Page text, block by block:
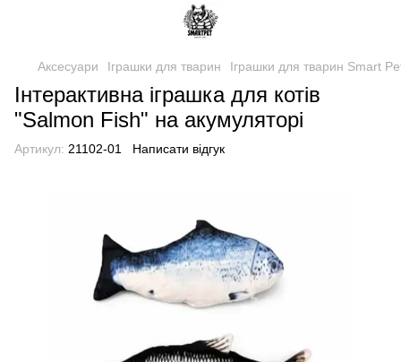
Аксесуари Іграшки для тварин Іграшки для тварин Smart
Інтерактивна іграшка для котів
"Salmon Fish" на акумуляторі
Артикул: 21102-01 Написати відгук